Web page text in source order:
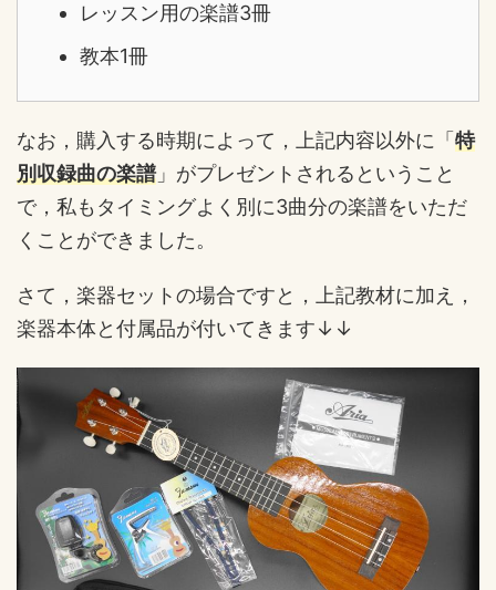
レッスン用の楽譜3冊
教本1冊
なお，購入する時期によって，上記内容以外に「特
別収録曲の楽譜」がプレゼントされるということ
で，私もタイミングよく別に3曲分の楽譜をいただ
くことができました。
さて，楽器セットの場合ですと，上記教材に加え，
楽器本体と付属品が付いてきます↓↓